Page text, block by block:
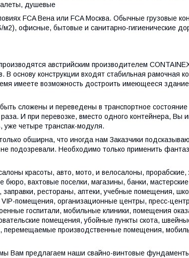
душевые
FCA Вена или FCA Москва. Обычные грузовые
офисные, бытовые и санитарно-гигиенические
австрийским производителем
основу конструкции входят стабильная рамочная
имеете возможность достроить имеющееся
сложены и переведены в транспортное состояние
И при перевозке, вместо одного контейнера, Вы
уже четыре транспак-модуля.
обширна, что иногда нам Заказчики
подозревали. Необходимо только применить
красоты, авто, мото, и велосалоны,
вахтовые поселки, магазины, банки,
рестораны, аптеки, учебные помещения,
помещения, организационные центры, пресс-
госпитали, мобильные клиники, помещения
помещения, убойные пункты скота,
перемещаемые производственные помещения,
Вам предлагаем наши свайно-винтовые